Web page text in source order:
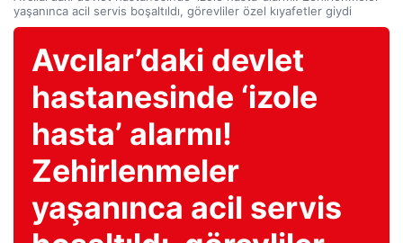
yaşanınca acil servis boşaltıldı, görevliler özel kıyafetler giydi
Avcılar’daki devlet
hastanesinde ‘izole
hasta’ alarmı!
Zehirlenmeler
yaşanınca acil servis